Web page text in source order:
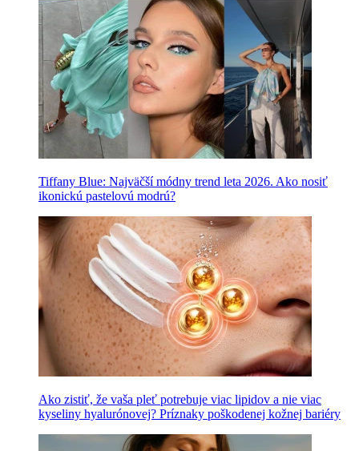
Tiffany Blue: Najväčší módny trend leta 2026. Ako nosiť
ikonickú pastelovú modrú?
Ako zistiť, že vaša pleť potrebuje viac lipidov a nie viac
kyseliny hyalurónovej? Príznaky poškodenej kožnej bariéry